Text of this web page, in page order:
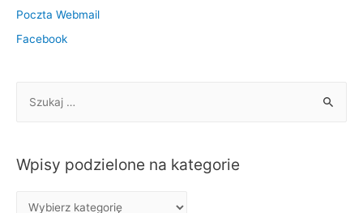
Poczta Webmail
Facebook
kWpisy podzielone na kategorie